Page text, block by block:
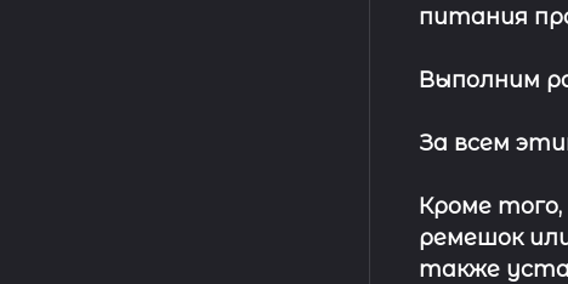
питания
Выполним
За всем
Кроме
ремешок
также